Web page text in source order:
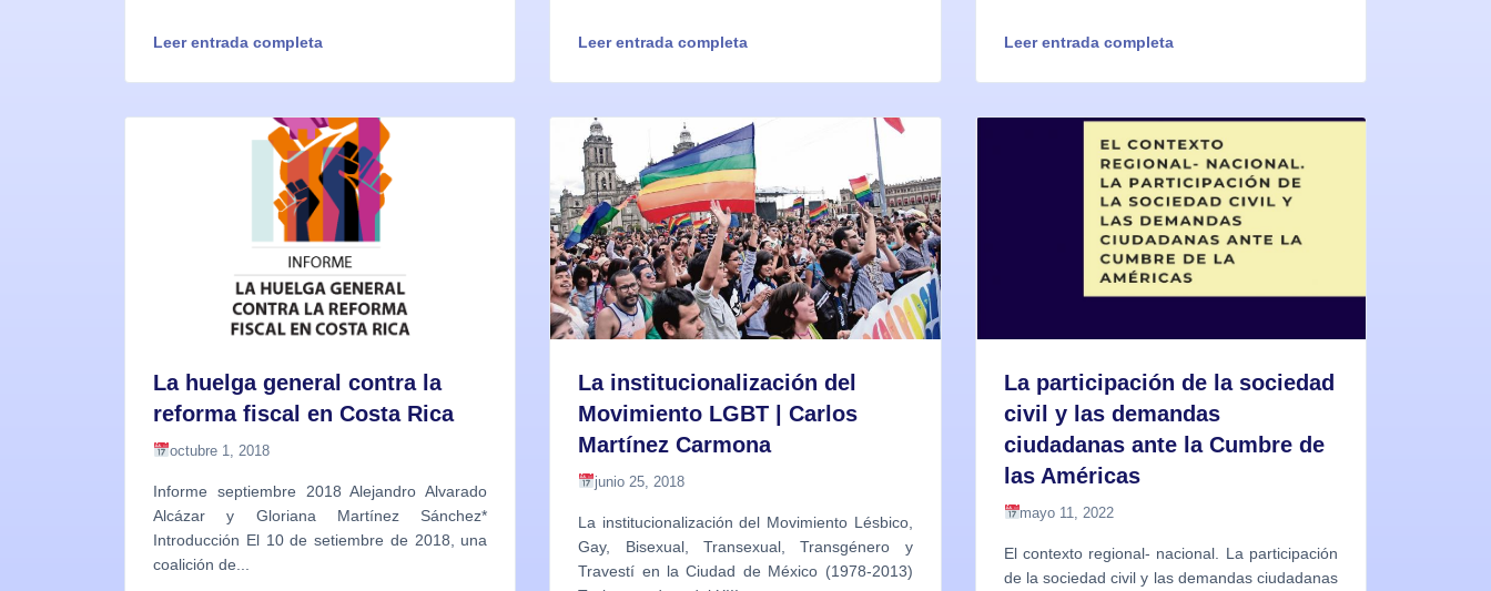
Leer entrada completa Leer entrada completa Leer entrada completa
La huelga general contra la
reforma fiscal en Costa Rica
octubre 1, 2018
Informe septiembre 2018 Alejandro Alvarado
Alcázar y Gloriana Martínez Sánchez*
Introducción El 10 de setiembre de 2018, una
coalición de...
La institucionalización del
Movimiento LGBT | Carlos
Martínez Carmona
junio 25, 2018
La institucionalización del Movimiento Lésbico,
Gay, Bisexual, Transexual, Transgénero y
Travestí en la Ciudad de México (1978-2013)
La participación de la sociedad
civil y las demandas
ciudadanas ante la Cumbre de
las Américas
mayo 11, 2022
El contexto regional- nacional. La participación
de la sociedad civil y las demandas ciudadanas